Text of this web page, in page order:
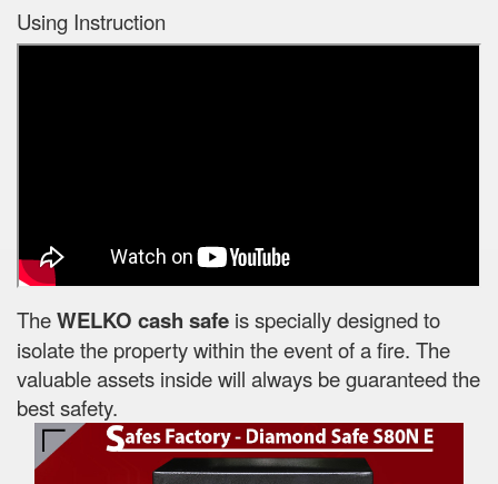
Using Instruction
TheWELKO cash safe is specially designed to
isolate the property within the event of a fire. The
valuable assets inside will always be guaranteed the
best safety.